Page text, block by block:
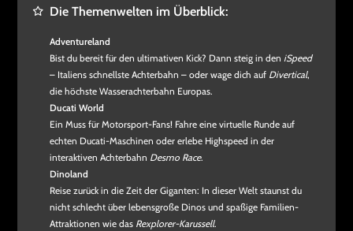
Die Themenwelten im Überblick:
Adventureland
Bist du bereit für den ultimativen Kick? Dann steig in den iSpeed
– Italiens schnellste Achterbahn – oder wage dich auf Divertical,
die höchste Wasserachterbahn Europas.
Ducati World
Ein Muss für Motorsport-Fans! Fahre eine virtuelle Runde auf
echten Ducati-Maschinen oder erlebe Highspeed in der
interaktiven Achterbahn Desmo Race.
Dinoland
Reise zurück in die Zeit der Giganten: In dieser Welt staunst du
nicht schlecht über lebensgroße Dinos und spaßige Familien-
Attraktionen wie das Rexplorer-Karussell.